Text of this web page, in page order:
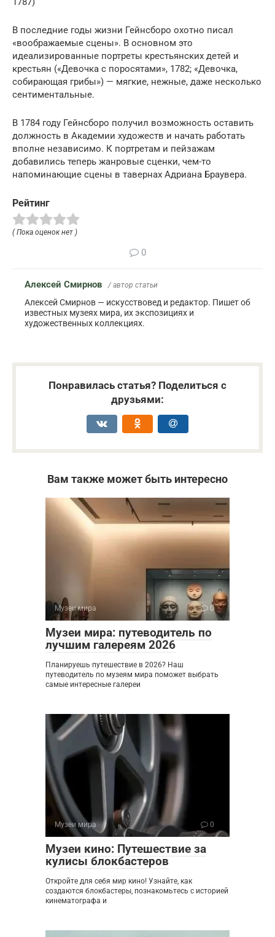
В последние годы жизни Гейнсборо охотно писал
«воображаемые сцены». В основном это
идеализированные портреты крестьянских детей и
крестьян («Девочка с поросятами», 1782; «Девочка,
собирающая грибы») — мягкие, нежные, даже несколько
сентиментальные.
В 1784 году Гейнсборо получил возможность оставить
должность в Академии художеств и начать работать
вполне независимо. К портретам и пейзажам
добавились теперь жанровые сценки, чем-то
напоминающие сцены в тавернах Адриана Браувера.
Рейтинг
( Пока оценок нет )
0
Алексей Смирнов / автор статьи
Алексей Смирнов — искусствовед и редактор. Пишет об
известных музеях мира, их экспозициях и
художественных коллекциях.
Понравилась статья? Поделиться с
друзьями:
Вам также может быть интересно
Музеи мира 0
Музеи мира: путеводитель по
лучшим галереям 2026
Планируешь путешествие в 2026? Наш
путеводитель по музеям мира поможет выбрать
самые интересные галереи
Музеи мира 0
Музеи кино: Путешествие за
кулисы блокбастеров
Откройте для себя мир кино! Узнайте, как
создаются блокбастеры, познакомьтесь с историей
кинематографа и